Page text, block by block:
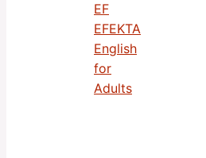
EF
EFEKTA
English
for
Adults